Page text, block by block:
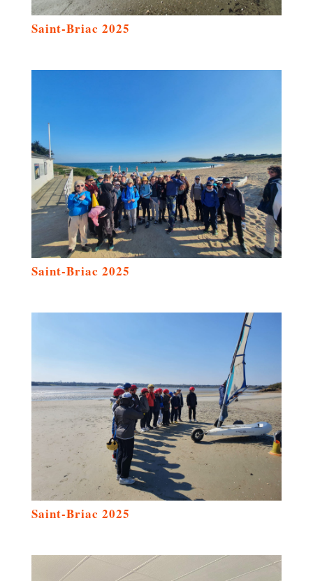
Saint-Briac 2025
Saint-Briac 2025
Saint-Briac 2025